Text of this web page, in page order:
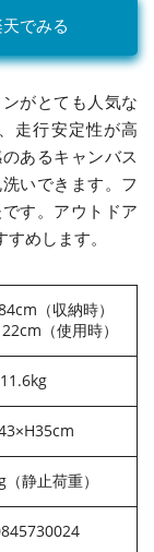
でみる
がとても人気な
走行安定性が高
あるキャンバス
いできます。フ
す。アウトドア
めします。
（収納時）
（使用時）
11.6kg
静止荷重）